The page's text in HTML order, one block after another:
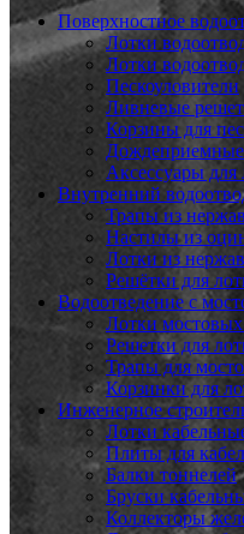
Поверхностное
Лотки
Лотки
Пескоуловители
Ливневые
Корзины для
Аксессуары для
Внутренний
Трапы из
Настилы из
Лотки из
Решётки для
Водоотведение с
Лотки
Решетки для
Трапы для
Корзинки для
Инженерное
Лотки
Плиты для
Балки тоннелей
Бруски
Коллекторы